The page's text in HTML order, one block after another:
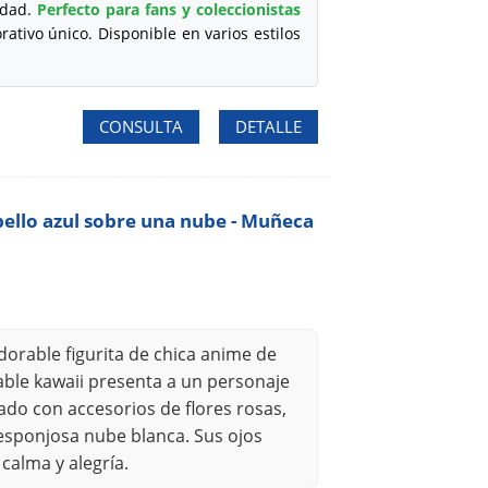
Perfecto para fans y coleccionistas
único. Disponible en varios estilos
CONSULTA DETALLE
azul sobre una nube - Muñeca
figurita de chica anime de
kawaii presenta a un personaje
con accesorios de flores rosas,
nube blanca. Sus ojos
y alegría.